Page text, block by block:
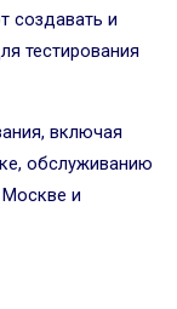
создавать и
тестирования
включая
обслуживанию
Москве и